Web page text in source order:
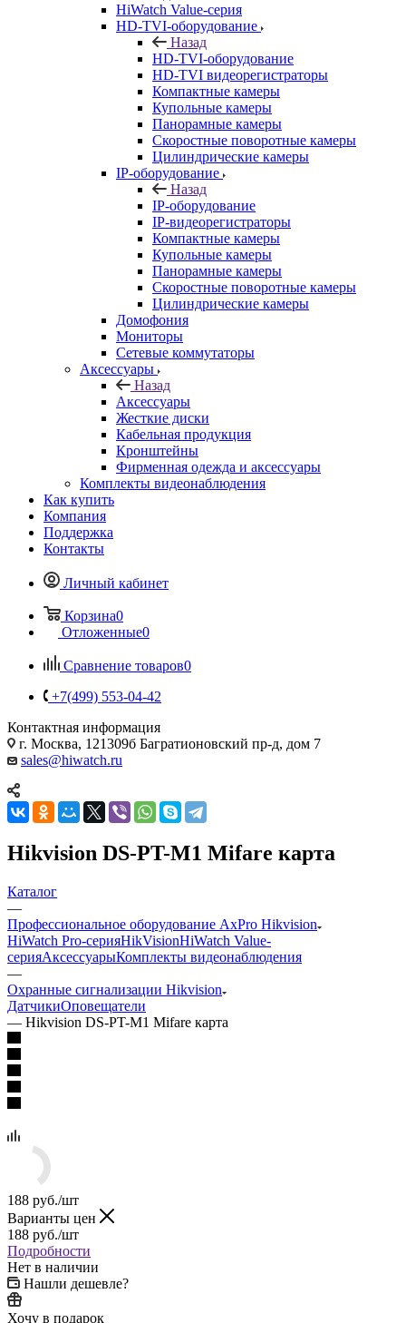
HiWatch Value-серия
HD-TVI-оборудование
Назад
HD-TVI-оборудование
HD-TVI видеорегистраторы
Компактные камеры
Купольные камеры
Панорамные камеры
Скоростные поворотные камеры
Цилиндрические камеры
IP-оборудование
Назад
IP-оборудование
IP-видеорегистраторы
Компактные камеры
Купольные камеры
Панорамные камеры
Скоростные поворотные камеры
Цилиндрические камеры
Домофония
Мониторы
Сетевые коммутаторы
Аксессуары
Назад
Аксессуары
Жесткие диски
Кабельная продукция
Кронштейны
Фирменная одежда и аксессуары
Комплекты видеонаблюдения
Как купить
Компания
Поддержка
Контакты
Личный кабинет
Корзина0
Отложенные0
Сравнение товаров0
+7(499) 553-04-42
Контактная информация
г. Москва, 121309б Багратионовский пр-д, дом 7
sales@hiwatch.ru
Hikvision DS-PT-M1 Mifare карта
Каталог
—
Профессиональное оборудование AxPro Hikvision
HiWatch Pro-серияHikVisionHiWatch Value-
серияАксессуарыКомплекты видеонаблюдения
—
Охранные сигнализации Hikvision
ДатчикиОповещатели
— Hikvision DS-PT-M1 Mifare карта
188 руб./шт
Варианты цен
188 руб./шт
Подробности
Нет в наличии
Нашли дешевле?
Хочу в подарок